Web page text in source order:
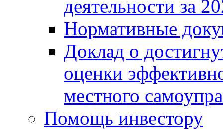
деятельности за
Нормативные
Доклад о
оценки
местного
Помощь инвестору